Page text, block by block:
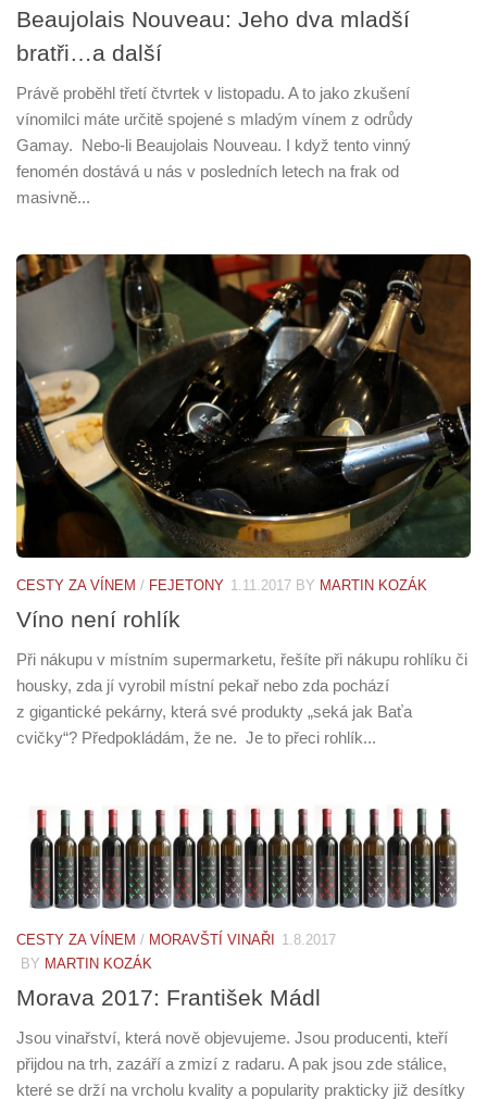
Beaujolais Nouveau: Jeho dva mladší
bratři…a další
Právě proběhl třetí čtvrtek v listopadu. A to jako zkušení
vínomilci máte určitě spojené s mladým vínem z odrůdy
Gamay. Nebo-li Beaujolais Nouveau. I když tento vinný
fenomén dostává u nás v posledních letech na frak od
masivně...
CESTY ZA VÍNEM / FEJETONY 1.11.2017 BY MARTIN KOZÁK
Víno není rohlík
Při nákupu v místním supermarketu, řešíte při nákupu rohlíku či
housky, zda jí vyrobil místní pekař nebo zda pochází
z gigantické pekárny, která své produkty „seká jak Baťa
cvičky“? Předpokládám, že ne. Je to přeci rohlík...
CESTY ZA VÍNEM / MORAVŠTÍ VINAŘI
1.8.2017
BY MARTIN KOZÁK
Morava 2017: František Mádl
Jsou vinařství, která nově objevujeme. Jsou producenti, kteří
přijdou na trh, zazáří a zmizí z radaru. A pak jsou zde stálice,
které se drží na vrcholu kvality a popularity prakticky již desítky